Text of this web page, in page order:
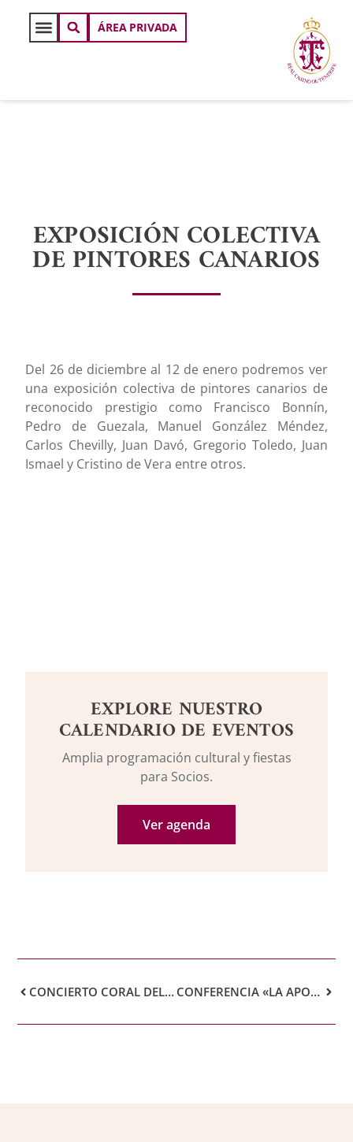
ÁREA PRIVADA
EXPOSICIÓN COLECTIVA
DE PINTORES CANARIOS
Del 26 de diciembre al 12 de enero podremos ver
una exposición colectiva de pintores canarios de
reconocido prestigio como Francisco Bonnín,
Pedro de Guezala, Manuel González Méndez,
Carlos Chevilly, Juan Davó, Gregorio Toledo, Juan
Ismael y Cristino de Vera entre otros.
EXPLORE NUESTRO
CALENDARIO DE EVENTOS
Amplia programación cultural y fiestas
para Socios.
Ver agenda
CONCIERTO CORAL DEL REAL CASINO DE TENERIFE CONFERENCIA «LA APORTACIÓN DEL EJÉRCITO A LA SOCIEDAD CANARIA A LO LARGO DE LA HISTORIA»